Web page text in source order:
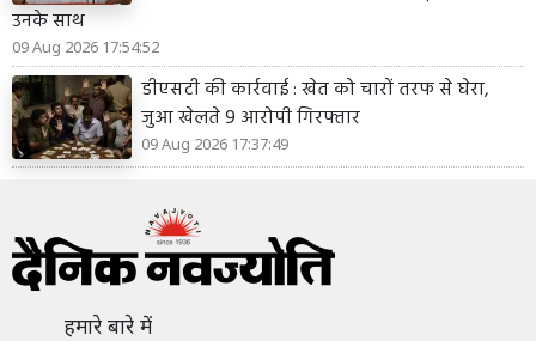
उनके साथ
09 Aug 2026 17:54:52
डीएसटी की कार्रवाई : खेत को चारों तरफ से घेरा,
जुआ खेलते 9 आरोपी गिरफ्तार
09 Aug 2026 17:37:49
हमारे बारे में